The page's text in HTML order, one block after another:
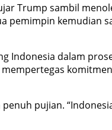
Trump sambil
kemudian
dalam
pujian.